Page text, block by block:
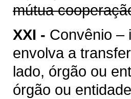
mútua
XXI - Convênio –
envolva a
lado, órgão ou
órgão ou